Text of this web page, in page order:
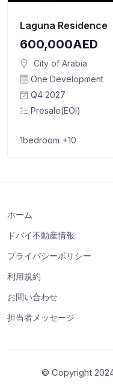
Laguna Residence
600,000AED
City of Arabia
One Development
Q4 2027
Presale(EOI)
1bedroom +10
ホーム
ドバイ不動産情報
プライバシーポリシー
利用規約
お問い合わせ
担当者メッセージ
© Copyright